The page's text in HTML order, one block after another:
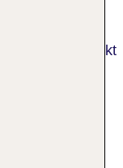
sich direkt
Stachus
hier aus